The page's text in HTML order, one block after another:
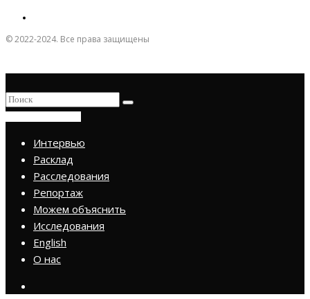
© 2022-2024. Все права защищены
Интервью
Расклад
Расследования
Репортаж
Можем объяснить
Исследования
English
О нас